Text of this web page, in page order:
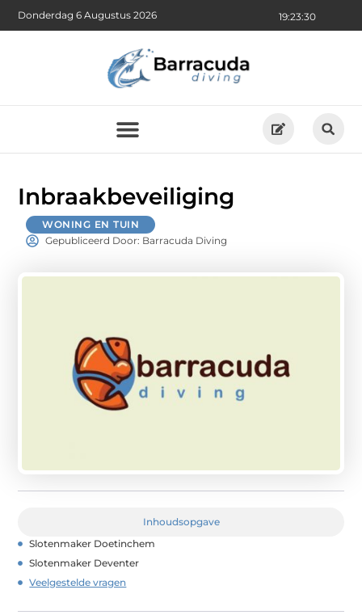
19:23:32
Donderdag 6 Augustus 2026
Inbraakbeveiliging
WONING EN TUIN
Gepubliceerd Door: Barracuda Diving
Inhoudsopgave
Slotenmaker Doetinchem
Slotenmaker Deventer
Veelgestelde vragen